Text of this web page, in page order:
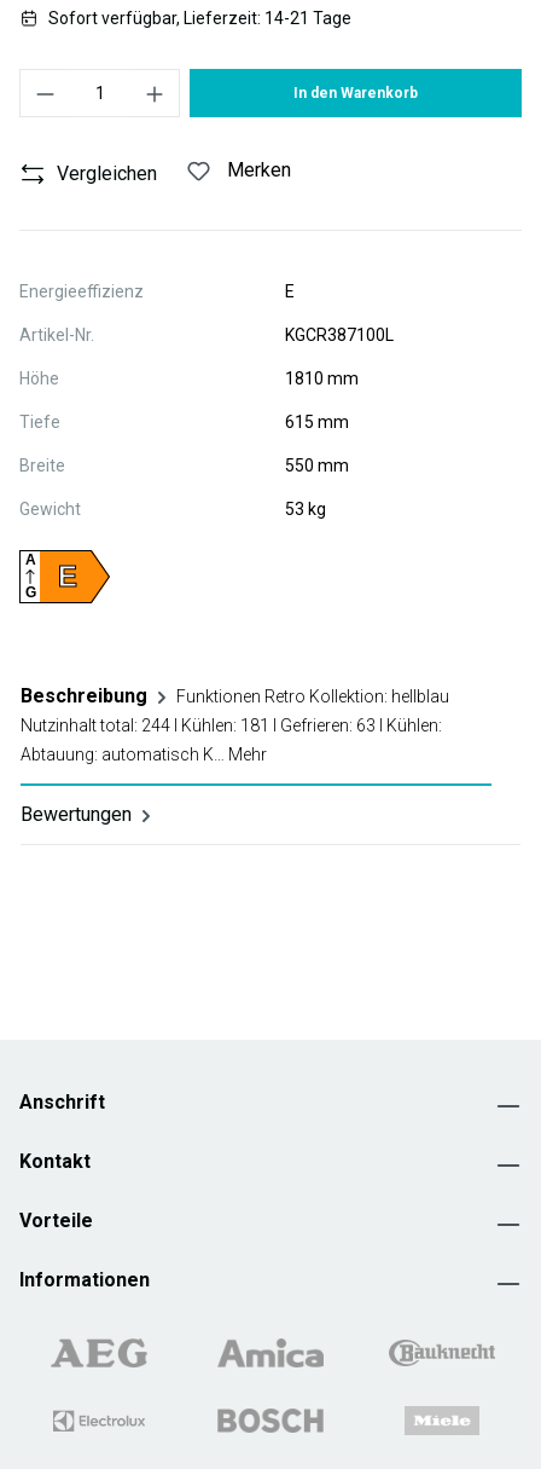
Sofort verfügbar, Lieferzeit: 14-21 Tage
In den Warenkorb
Vergleichen Merken
Energieeffizienz E
Artikel-Nr. KGCR387100L
Höhe 1810 mm
Tiefe 615 mm
Breite 550 mm
Gewicht 53 kg
E
A
G
Beschreibung
Funktionen Retro Kollektion: hellblau
Nutzinhalt total: 244 l Kühlen: 181 l Gefrieren: 63 l Kühlen:
Abtauung: automatisch K… Mehr
Bewertungen
Anschrift
Kontakt
Vorteile
Informationen